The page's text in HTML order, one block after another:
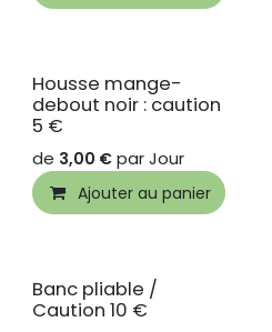
Housse mange-
debout noir : caution
5 €
de 3,00 € parJour
Ajouter au panier
Banc pliable /
Caution 10 €